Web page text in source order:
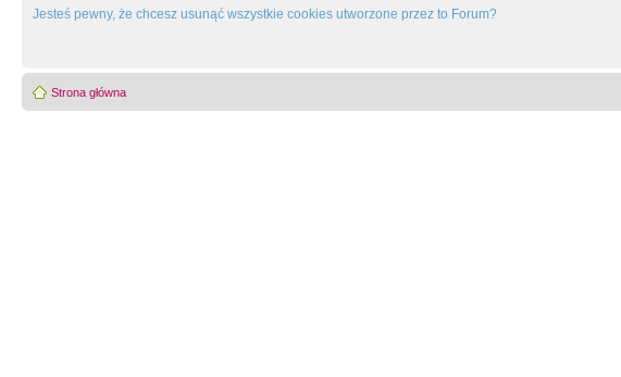
Jesteś pewny, że chcesz usunąć wszystkie cookies utworzone przez to Forum?
Strona główna